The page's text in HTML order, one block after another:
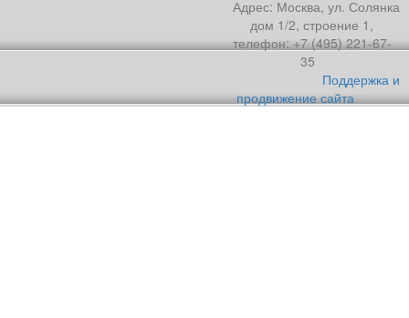
Адрес: Москва, ул. Солянка
дом 1/2, строение 1,
телефон: +7 (495) 221-67-
35
Поддержка и
продвижение сайта